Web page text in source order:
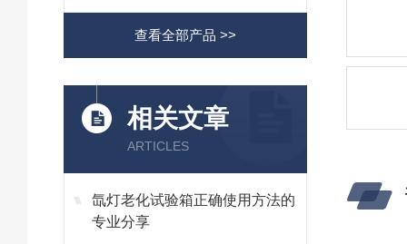
查看全部产品 >>
相关文章
ARTICLES
氙灯老化试验箱正确使用方法的
专业分享